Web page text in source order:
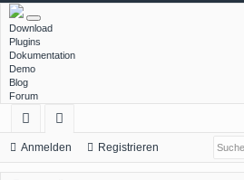
Download
Plugins
Dokumentation
Demo
Blog
Forum
ch
ne
or
en
Anmelden Registrieren